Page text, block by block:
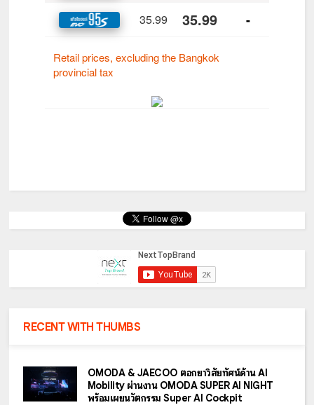
RECENT WITH THUMBS
OMODA & JAECOO ตอกย้ำวิสัยทัศน์ด้าน AI
Mobility ผ่านงาน OMODA SUPER AI NIGHT
พร้อมเผยนวัตกรรม Super AI Cockpit